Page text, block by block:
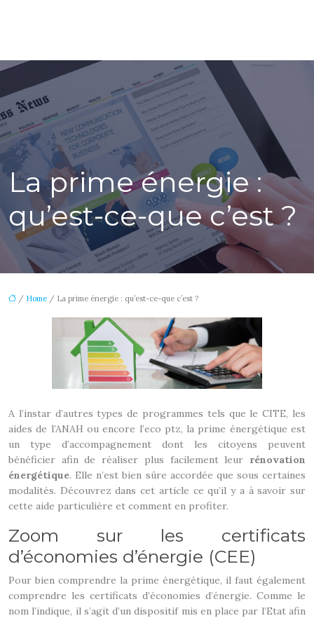
La prime énergie :
qu’est-ce-que c’est ?
/ Home / La prime énergie : qu’est-ce-que c’est ?
A l’instar d’autres types de programmes tels que le CITE, les
aides de l’ANAH ou encore l’eco ptz, la prime énergétique est
un type d’accompagnement dont les citoyens peuvent
bénéficier afin de réaliser plus facilement leur rénovation
énergétique. Elle n’est bien sûre accordée que sous certaines
modalités. Découvrez dans cet article ce qu’il y a à savoir sur
cette aide particulière et comment en profiter.
Zoom sur les certificats
d’économies d’énergie (CEE)
Pour bien comprendre la prime énergétique, il faut également
comprendre les certificats d’économies d’énergie. Comme le
nom l’indique, il s’agit d’un dispositif mis en place par l’Etat afin